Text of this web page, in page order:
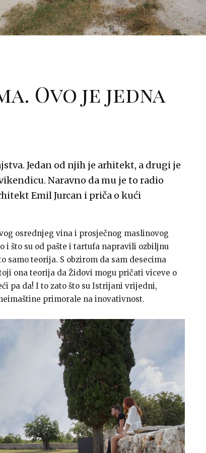
Ovo je jedna
Jedan od njih je arhitekt, a drugi je
Naravno da mu je to radio
Emil Jurcan i priča o kući
osrednjeg vina i prosječnog maslinovog
i što su od pašte i tartufa napravili ozbiljnu
samo teorija. S obzirom da sam desecima
ona teorija da Židovi mogu pričati viceve o
pa da! I to zato što su Istrijani vrijedni,
primorale na inovativnost.